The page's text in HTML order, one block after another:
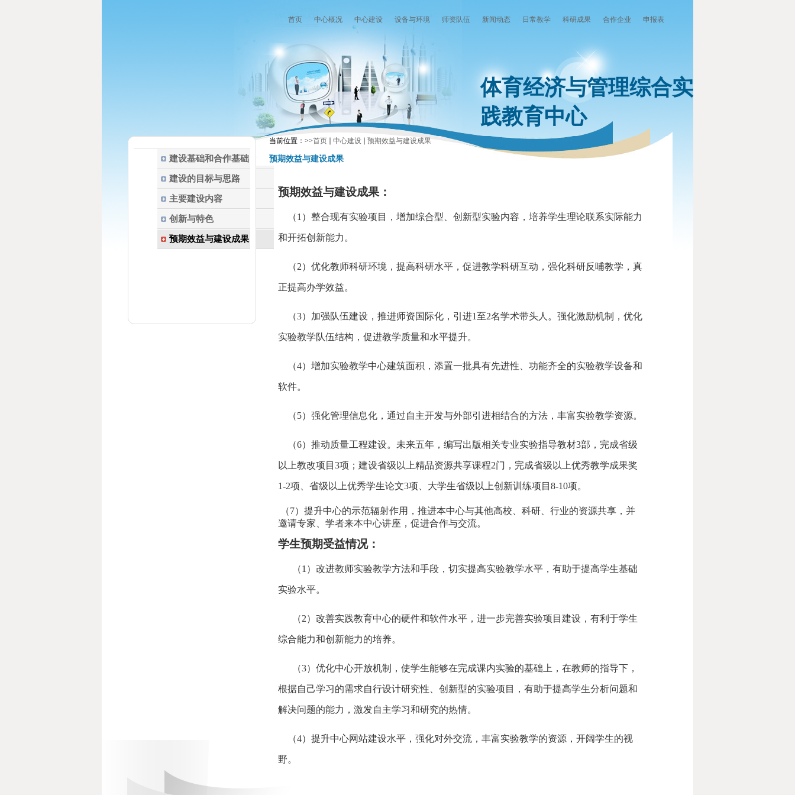
首页 中心概况 中心建设 设备与环境 师资队伍 新闻动态 日常教学 科研成果 合作企业 申报表
体育经济与管理综合实
践教育中心
建设基础和合作基础
建设的目标与思路
主要建设内容
创新与特色
预期效益与建设成果
当前位置： >>首页 中心建设 预期效益与建设成果
预期效益与建设成果
预期效益与建设成果：
（1）整合现有实验项目，增加综合型、创新型实验内容，培养学生理论联系实际能力
和开拓创新能力。
（2）优化教师科研环境，提高科研水平，促进教学科研互动，强化科研反哺教学，真
正提高办学效益。
（3）加强队伍建设，推进师资国际化，引进1至2名学术带头人。强化激励机制，优化
实验教学队伍结构，促进教学质量和水平提升。
（4）增加实验教学中心建筑面积，添置一批具有先进性、功能齐全的实验教学设备和
软件。
（5）强化管理信息化，通过自主开发与外部引进相结合的方法，丰富实验教学资源。
（6）推动质量工程建设。未来五年，编写出版相关专业实验指导教材3部，完成省级
以上教改项目3项；建设省级以上精品资源共享课程2门，完成省级以上优秀教学成果奖
1-2项、省级以上优秀学生论文3项、大学生省级以上创新训练项目8-10项。
（7）提升中心的示范辐射作用，推进本中心与其他高校、科研、行业的资源共享，并
邀请专家、学者来本中心讲座，促进合作与交流。
学生预期受益情况：
（1）改进教师实验教学方法和手段，切实提高实验教学水平，有助于提高学生基础
实验水平。
（2）改善实践教育中心的硬件和软件水平，进一步完善实验项目建设，有利于学生
综合能力和创新能力的培养。
（3）优化中心开放机制，使学生能够在完成课内实验的基础上，在教师的指导下，
根据自己学习的需求自行设计研究性、创新型的实验项目，有助于提高学生分析问题和
解决问题的能力，激发自主学习和研究的热情。
（4）提升中心网站建设水平，强化对外交流，丰富实验教学的资源，开阔学生的视
野。